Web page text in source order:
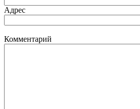
Адрес
Комментарий